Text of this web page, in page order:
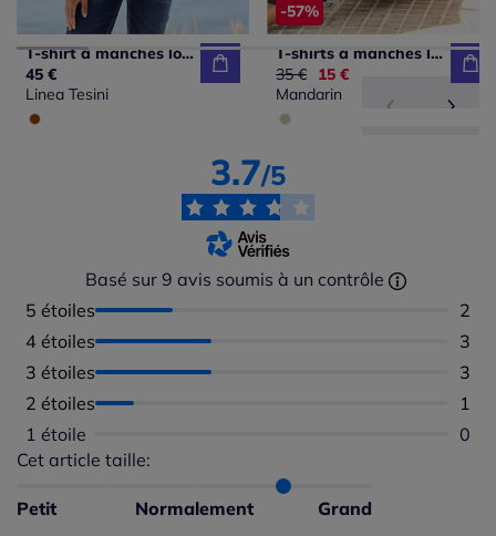
T-shirt à manches longues encolure U motifs paisley fleurs
45 €
Linea Tesini
-57%
T-shirts à manches longues avec encolure en V animalier
Ancien prix :
35 € Nouveau prix :
15 €
Mandarin
3.7/5
Basé sur 9 avis soumis à un contrôle
5 étoiles
2
4 étoiles
3
3 étoiles
3
2 étoiles
1
1 étoile
0
Cet article taille:
Petit Normalement Grand
Répartition du taillant selon les avis clients
Taille petit : 0%
Taille grand : 50%